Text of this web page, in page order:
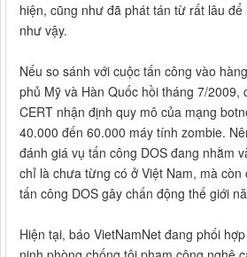
hiện, cũng như đã phát tán từ rất lâu
như vậy.
Nếu so sánh với cuộc tấn công vào
phủ Mỹ và Hàn Quốc hồi tháng 7/2009,
CERT nhận định quy mô của mạng
40.000 đến 60.000 máy tính zombie.
đánh giá vụ tấn công DOS đang nhằm
chỉ là chưa từng có ở Việt Nam, mà còn
tấn công DOS gây chấn động thế giới
Hiện tại, báo VietNamNet đang phối